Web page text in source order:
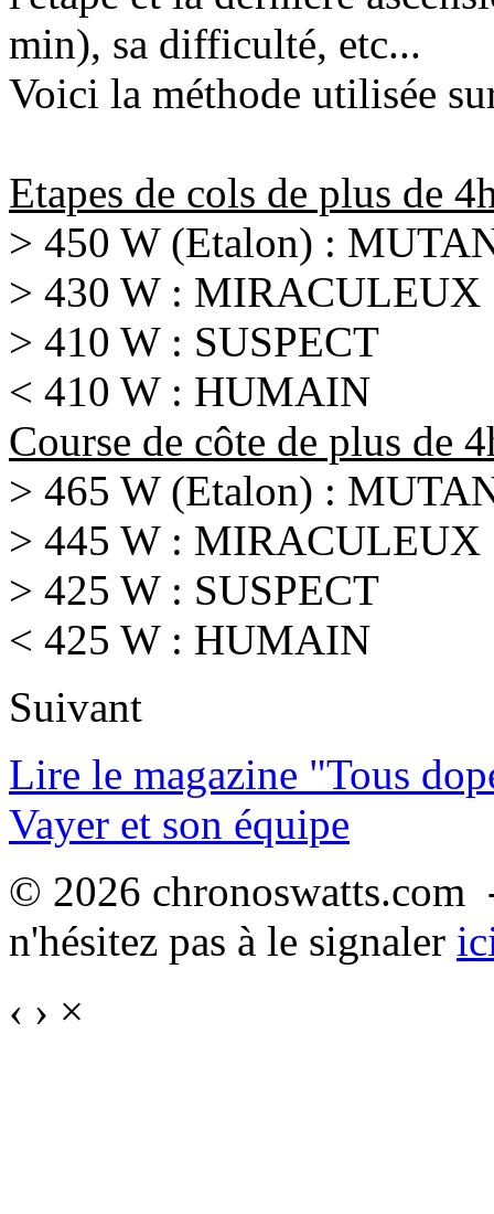
min), sa difficulté, etc...
Voici la méthode utilisée
Etapes de cols de plus de
> 450 W (Etalon) :
> 430 W : MIRACULEUX
> 410 W : SUSPECT
< 410 W : HUMAIN
Course de côte de plus de
> 465 W (Etalon) :
> 445 W : MIRACULEUX
> 425 W : SUSPECT
< 425 W : HUMAIN
Suivant
Lire le magazine "Tous
Vayer et son équipe
© 2026
n'hésitez pas à le signaler
‹ › ×